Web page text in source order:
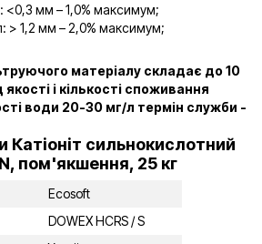
<0,3 мм – 1,0% максимум;
> 1,2 мм – 2,0% максимум;
матеріалу складає до 10
і кількості споживання
води 20-30 мг/л термін служби -
Катіоніт сильнокислотний
пом'якшення, 25 кг
Ecosoft
DOWEX HCRS / S